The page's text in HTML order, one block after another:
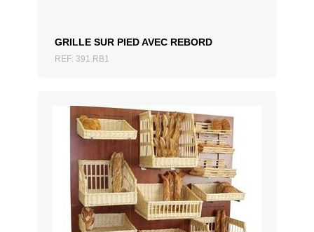
GRILLE SUR PIED AVEC REBORD
REF: 391.RB1